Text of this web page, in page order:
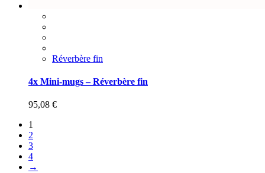
Réverbère fin
4x Mini-mugs – Réverbère fin
95,08 €
1
2
3
4
→